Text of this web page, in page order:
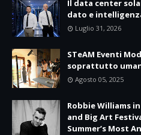
Il data center
dato e
Luglio 31, 2026
STeAM Eventi
soprattutto
Agosto 05, 2025
Robbie Williams
and Big Art
Summer’s Most